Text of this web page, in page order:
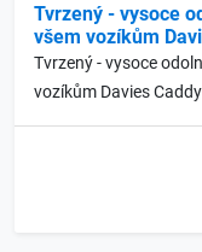
Tvrzený - vysoce
všem vozíkům
Tvrzený - vysoce
vozíkům Davies Caddy